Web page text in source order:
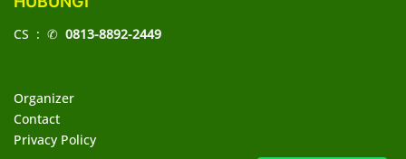
CS : ✆ 0813-8892-2449
Organizer
Contact
Privacy Policy